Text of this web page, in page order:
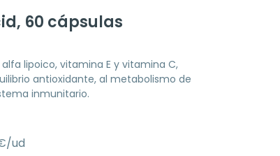
60 cápsulas
lipoico, vitamina E y vitamina C,
antioxidante, al metabolismo de
inmunitario.
ud